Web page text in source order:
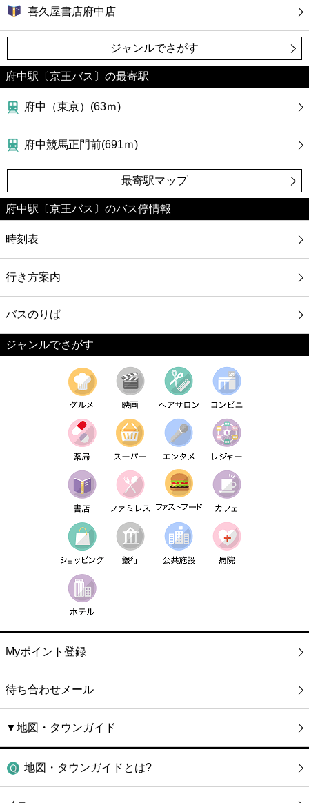
喜久屋書店府中店
ジャンルでさがす
府中駅〔京王バス〕の最寄駅
府中（東京）(63ｍ)
府中競馬正門前(691ｍ)
最寄駅マップ
府中駅〔京王バス〕のバス停情報
時刻表
行き方案内
バスのりば
ジャンルでさがす
Myポイント登録
待ち合わせメール
▼地図・タウンガイド
地図・タウンガイドとは?